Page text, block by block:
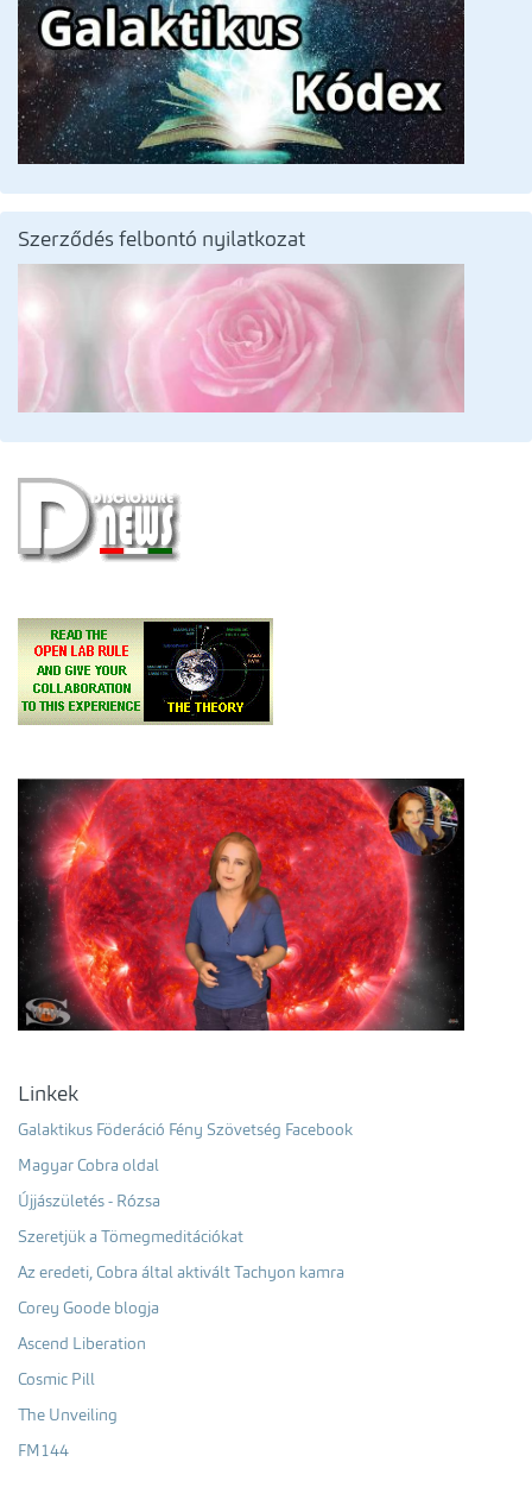
Szerződés felbontó nyilatkozat
Linkek
Galaktikus Föderáció Fény Szövetség Facebook
Magyar Cobra oldal
Újjászületés - Rózsa
Szeretjük a Tömegmeditációkat
Az eredeti, Cobra által aktivált Tachyon kamra
Corey Goode blogja
Ascend Liberation
Cosmic Pill
The Unveiling
FM144